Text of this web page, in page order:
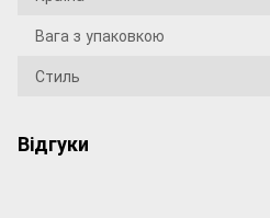
Вага з упаковкою
Стиль
Відгуки